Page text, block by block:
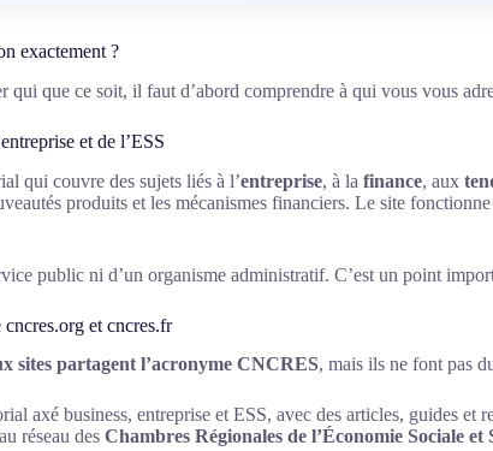
exactement ?
qui que ce soit, il faut d’abord comprendre à qui vous vous
et de l’ESS
qui couvre des sujets liés à l’entreprise, à la finance, aux
produits et les mécanismes financiers. Le site
public ni d’un organisme administratif. C’est un point
et cncres.fr
sites partagent l’acronyme CNCRES, mais ils ne font pas
axé business, entreprise et ESS, avec des articles, guides et
réseau des Chambres Régionales de l’Économie Sociale et